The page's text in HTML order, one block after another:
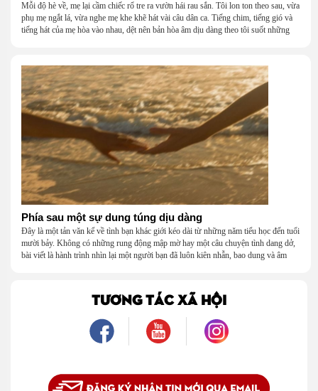
Mỗi độ hè về, mẹ lại cầm chiếc rổ tre ra vườn hái rau sắn. Tôi lon ton theo sau, vừa
phụ mẹ ngắt lá, vừa nghe mẹ khe khẽ hát vài câu dân ca. Tiếng chim, tiếng gió và
tiếng hát của mẹ hòa vào nhau, dệt nên bản hòa âm dịu dàng theo tôi suốt những
Phía sau một sự dung túng dịu dàng
Đây là một tản văn kể về tình bạn khác giới kéo dài từ những năm tiểu học đến tuổi
mười bảy. Không có những rung động mập mờ hay một câu chuyện tình dang dở,
bài viết là hành trình nhìn lại một người bạn đã luôn kiên nhẫn, bao dung và âm
là một mối tình, mà là một người luôn cho tôi quyền được là chính mình.
TƯƠNG TÁC XÃ HỘI